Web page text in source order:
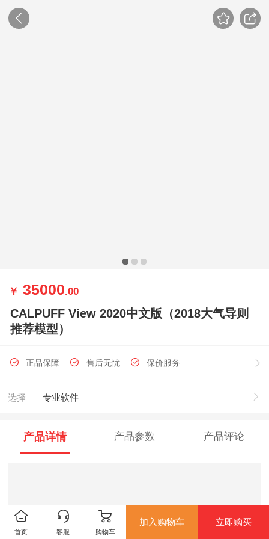
￥ 35000.00
CALPUFF View 2020中文版（2018大气导则
推荐模型）
正品保障 售后无忧 保价服务
选择 专业软件
产品详情 产品参数 产品评论
首页 客服 购物车
加入购物车 立即购买